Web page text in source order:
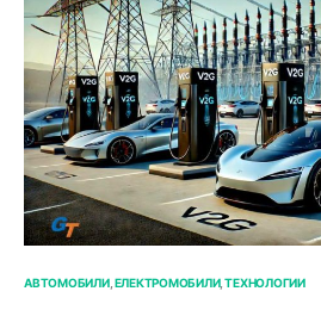
АВТОМОБИЛИ ЕЛЕКТРОМОБИЛИ ТЕХНОЛОГИИ